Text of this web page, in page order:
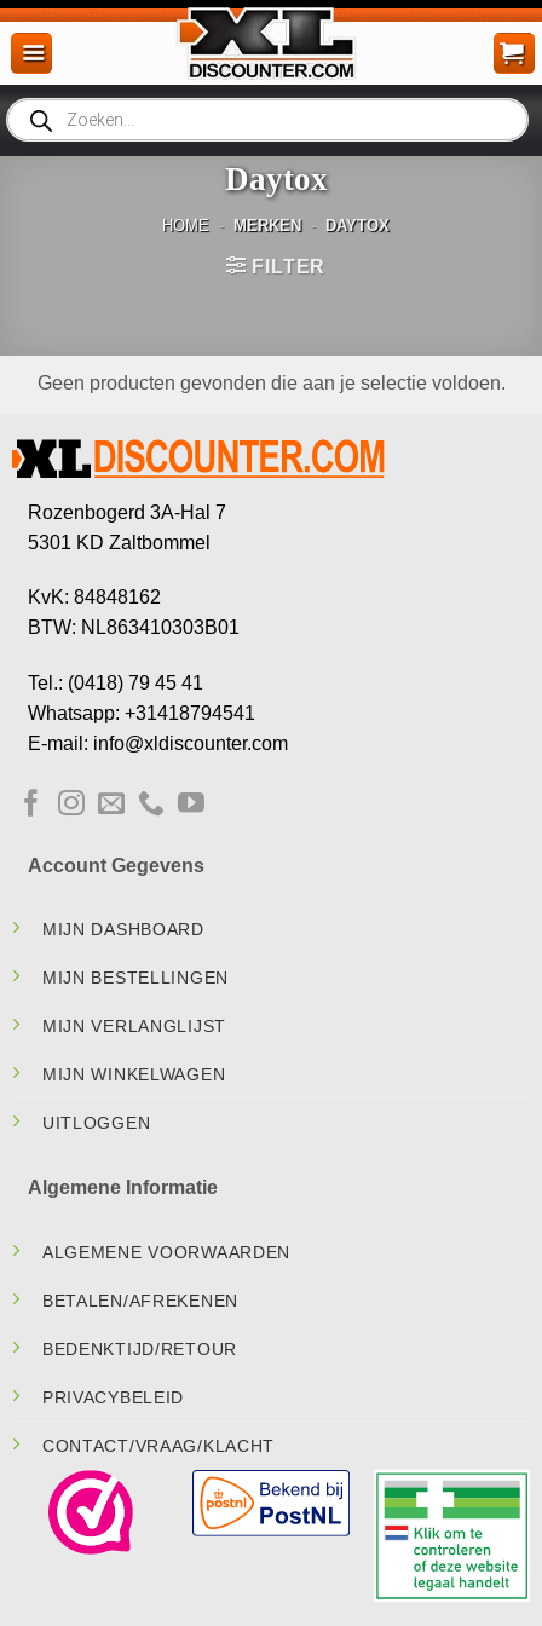
Ga
naar
inhoud
Producten
zoeken
Daytox
HOME - MERKEN - DAYTOX
FILTER
Geen producten gevonden die aan je selectie voldoen.
Rozenbogerd 3A-Hal 7
5301 KD Zaltbommel
KvK: 84848162
BTW: NL863410303B01
Tel.: (0418) 79 45 41
Whatsapp: +31418794541
E-mail: info@xldiscounter.com
Account Gegevens
MIJN DASHBOARD
MIJN BESTELLINGEN
MIJN VERLANGLIJST
MIJN WINKELWAGEN
UITLOGGEN
Algemene Informatie
ALGEMENE VOORWAARDEN
BETALEN/AFREKENEN
BEDENKTIJD/RETOUR
PRIVACYBELEID
CONTACT/VRAAG/KLACHT